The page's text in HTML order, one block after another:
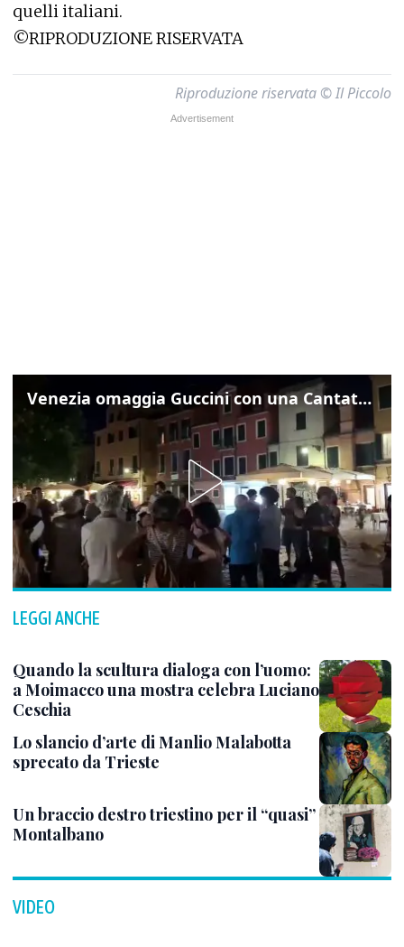
quelli italiani.
©RIPRODUZIONE RISERVATA
Riproduzione riservata © Il Piccolo
Venezia omaggia Guccini con una Cantata Anarchica in campo Santa Margherita
LEGGI ANCHE
Quando la scultura dialoga con l’uomo:
a Moimacco una mostra celebra Luciano
Ceschia
Lo slancio d’arte di Manlio Malabotta
sprecato da Trieste
Un braccio destro triestino per il “quasi”
Montalbano
VIDEO